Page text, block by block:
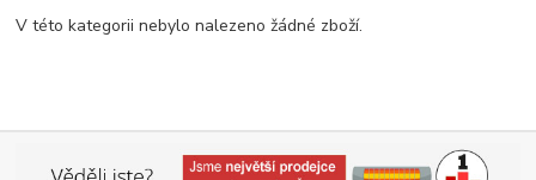
V této kategorii nebylo nalezeno žádné zboží.